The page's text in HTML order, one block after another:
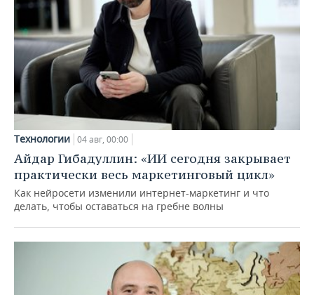
Технологии 04 авг, 00:00
Айдар Гибадуллин: «ИИ сегодня закрывает
практически весь маркетинговый цикл»
Как нейросети изменили интернет-маркетинг и что
делать, чтобы оставаться на гребне волны